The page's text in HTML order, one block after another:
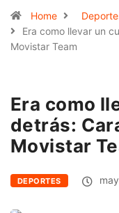
Home
Era como llevar un
Movistar Team
Era como
detrás:
Movistar
DEPORTES